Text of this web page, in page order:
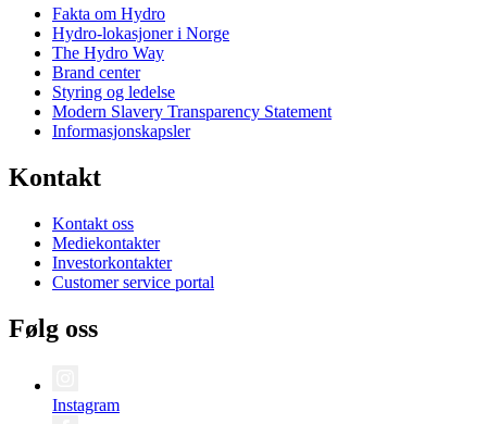
Fakta om Hydro
Hydro-lokasjoner i Norge
The Hydro Way
Brand center
Styring og ledelse
Modern Slavery Transparency Statement
Informasjonskapsler
Kontakt
Kontakt oss
Mediekontakter
Investorkontakter
Customer service portal
Følg oss
Instagram